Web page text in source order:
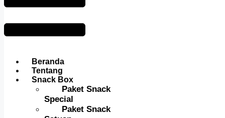
Beranda
Tentang
Snack Box
Paket Snack
Special
Paket Snack